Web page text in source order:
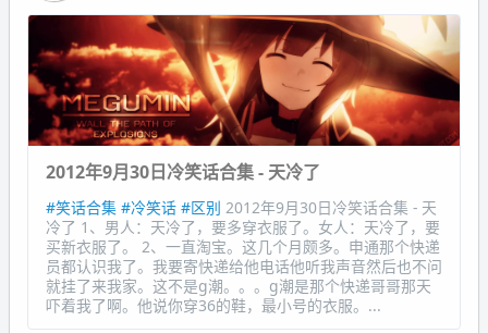
2012年9月30日冷笑话合集 - 天冷了
#笑话合集 #冷笑话 #区别 2012年9月30日冷笑话合集 - 天
冷了 1、男人：天冷了，要多穿衣服了。女人：天冷了，要
买新衣服了。 2、一直淘宝。这几个月颇多。申通那个快递
员都认识我了。我要寄快递给他电话他听我声音然后也不问
就挂了来我家。这不是g潮。。。g潮是那个快递哥哥那天
吓着我了啊。他说你穿36的鞋，最小号的衣服。...